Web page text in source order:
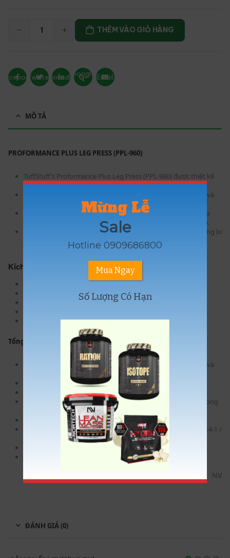
THÊM VÀO GIỎ HÀNG
FacebookTwitterLinkedInGoogle
+
Email
MÔ TẢ
PROFORMANCE PLUS LEG PRESS (PPL-960)
TuffStuff’s Proformance Plus Leg Press (PPL-960) được thiết kế
bằng thép cao cấp ở Chino, CA.
Thiết kế tấm lót chân lồi quá khổ đảm bảo vị trí mắt cá chân và
đầu gối chính xác trong toàn bộ phạm vi chuyển động.
Trong khi hệ thống ổ trục tuyến tính 1-1 / 2 ”tự căn chỉnh kép
cho phép lặp lại trơn tru, với tay nắm bắt và nhả an toàn kép.
Máy tập chân Proformance Plus dạng tấm là lý tưởng để trang bị
cho bất kỳ phòng tập tạ thương mại, trung tâm giải trí, khu
chung cư hoặc phòng tập thể dục chuyên nghiệp.
Kích thước
Rộng: 65 in/165 cm
Nhóm cơ tác động chính: Chân
Tổng quan sản phẩm
Thiết kế tấm lót chân lồi quá khổ đảm bảo vị trí mắt cá chân và
đầu gối chính xác
Tay nắm bắt và nhả an toàn kép với nhiều vị trí bắt đầu
Hỗ trợ lưng nặng với nhiều điều chỉnh góc
Thiết kế tấm ép lồi tùy chỉnh với khối bê và giá đỡ hai cấp (trọng
lượng khởi điểm 95 lbs)
Hệ thống vòng bi tuyến tính 1-1 / 2 ”kép tự căn chỉnh
Tích hợp bộ lưu trữ trọng lượng Olympic Còi có khối lượng 14-1 /
2 ”và còi có khối lượng hàng đầu 7-1 / 2”
Vận chuyển lắp ráp để cài đặt và thiết lập dễ dàng hơn
NV
ĐÁNH GIÁ (0)
Mừng Lễ
Sale
Hotline 0909686800
Mua Ngay
Số Lượng Có Hạn